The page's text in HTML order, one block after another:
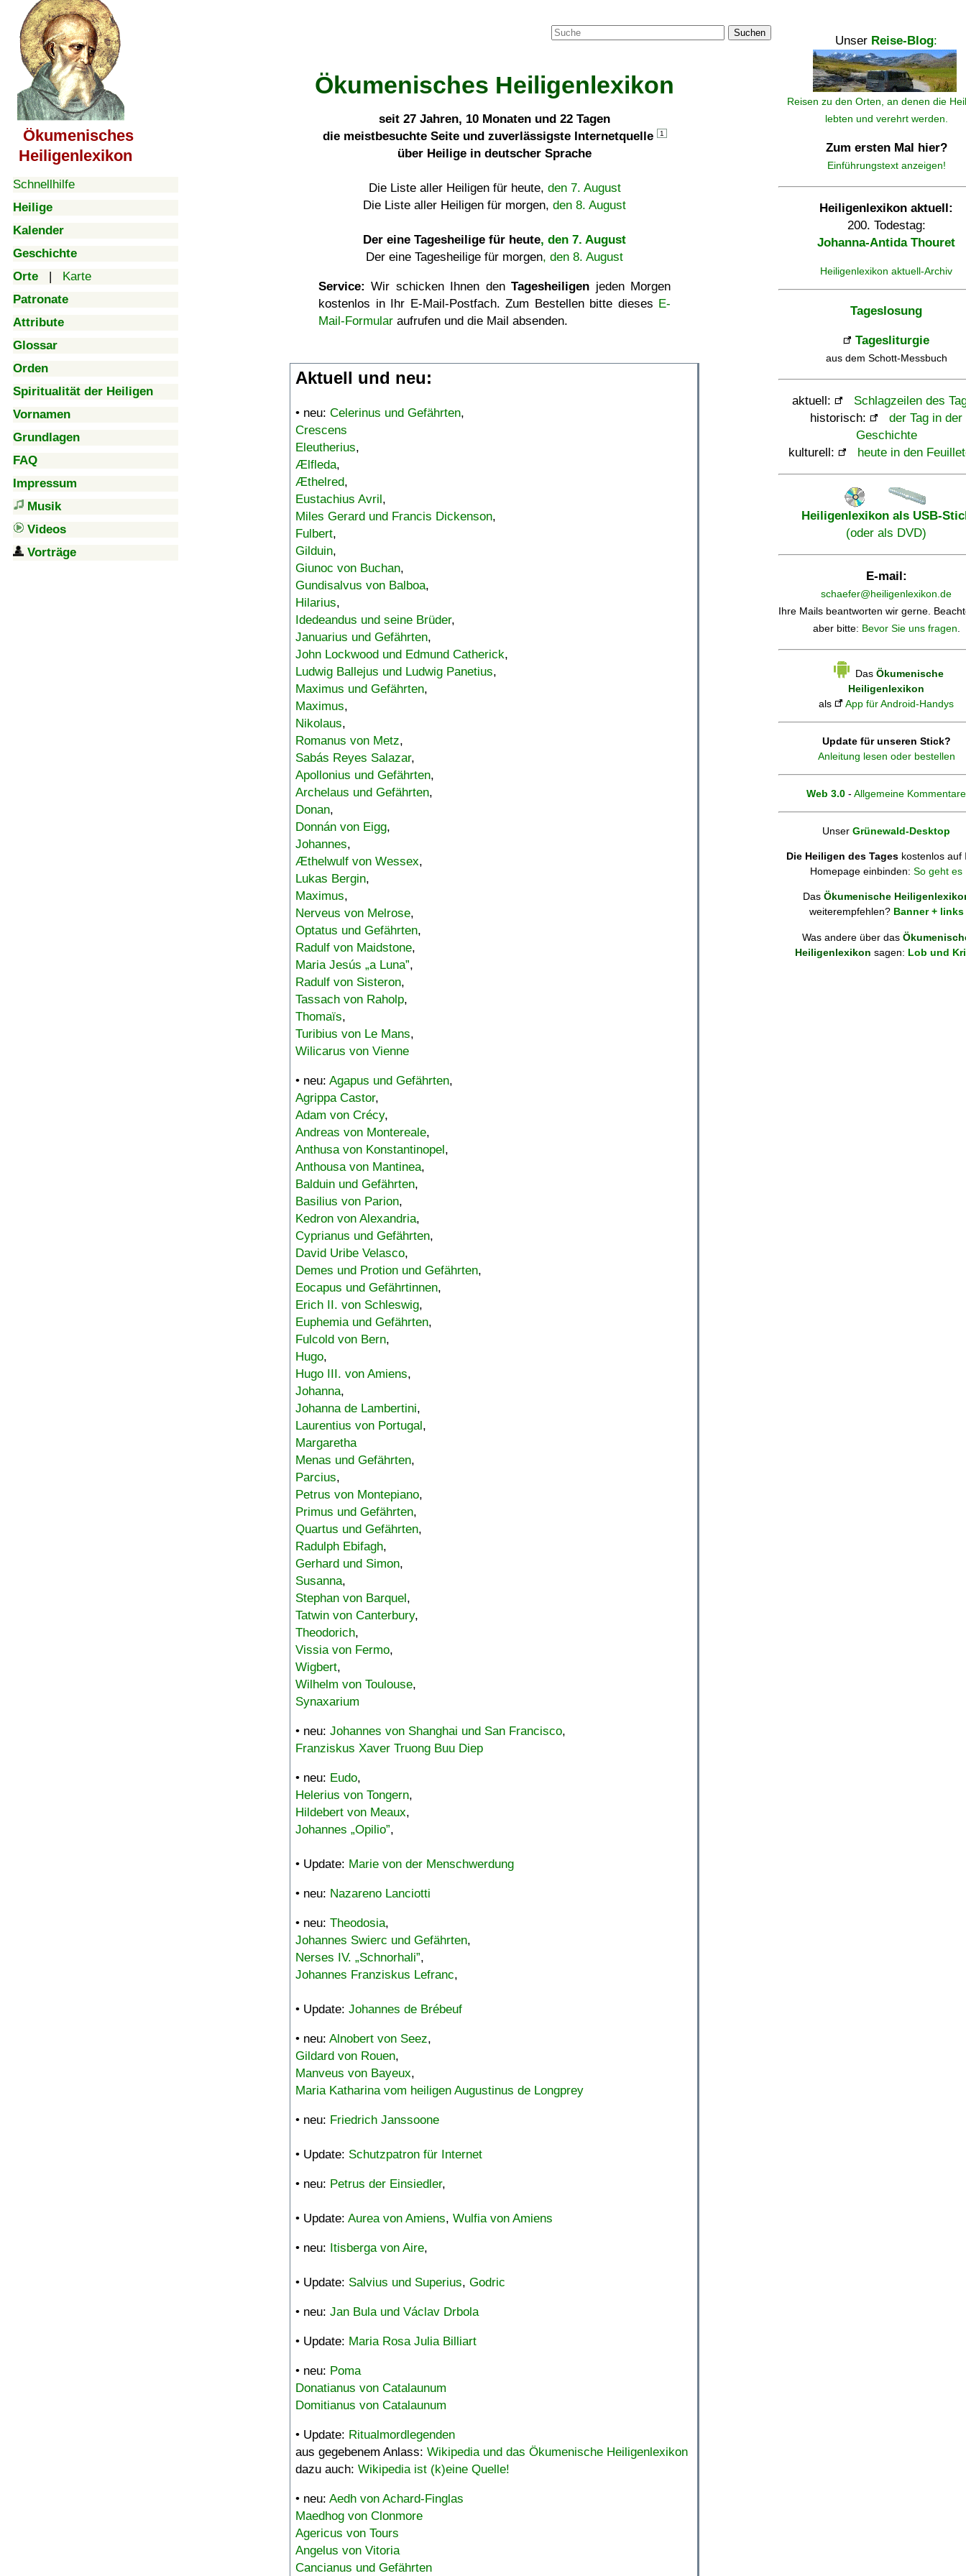
Ökumenisches
Heiligenlexikon
Schnellhilfe
Heilige
Kalender
Geschichte
Orte | Karte
Patronate
Attribute
Glossar
Orden
Spiritualität der Heiligen
Vornamen
Grundlagen
FAQ
Impressum
Musik
Videos
Vorträge
Suchen
Ökumenisches Heiligenlexikon
seit 27 Jahren, 10 Monaten und 22 Tagen
die meistbesuchte Seite und zuverlässigste Internetquelle
1
über Heilige in deutscher Sprache
Die Liste aller Heiligen für heute, den 7. August
Die Liste aller Heiligen für morgen, den 8. August
Der eine Tagesheilige für heute, den 7. August
Der eine Tagesheilige für morgen, den 8. August
Service: Wir schicken Ihnen denTagesheiligen jeden Morgen
kostenlos in Ihr E-Mail-Postfach. Zum Bestellen bitte dieses E-
Mail-Formular aufrufen und die Mail absenden.
Aktuell und neu:
• neu: Celerinus und Gefährten,
Crescens
Eleutherius,
Ælfleda,
Æthelred,
Eustachius Avril,
Miles Gerard und Francis Dickenson,
Fulbert,
Gilduin,
Giunoc von Buchan,
Gundisalvus von Balboa,
Hilarius,
Idedeandus und seine Brüder,
Januarius und Gefährten,
John Lockwood und Edmund Catherick,
Ludwig Ballejus und Ludwig Panetius,
Maximus und Gefährten,
Maximus,
Nikolaus,
Romanus von Metz,
Sabás Reyes Salazar,
Apollonius und Gefährten,
Archelaus und Gefährten,
Donan,
Donnán von Eigg,
Johannes,
Æthelwulf von Wessex,
Lukas Bergin,
Maximus,
Nerveus von Melrose,
Optatus und Gefährten,
Radulf von Maidstone,
Maria Jesús „a Luna”,
Radulf von Sisteron,
Tassach von Raholp,
Thomaïs,
Turibius von Le Mans,
Wilicarus von Vienne
• neu: Agapus und Gefährten,
Agrippa Castor,
Adam von Crécy,
Andreas von Montereale,
Anthusa von Konstantinopel,
Anthousa von Mantinea,
Balduin und Gefährten,
Basilius von Parion,
Kedron von Alexandria,
Cyprianus und Gefährten,
David Uribe Velasco,
Demes und Protion und Gefährten,
Eocapus und Gefährtinnen,
Erich II. von Schleswig,
Euphemia und Gefährten,
Fulcold von Bern,
Hugo,
Hugo III. von Amiens,
Johanna,
Johanna de Lambertini,
Laurentius von Portugal,
Margaretha
Menas und Gefährten,
Parcius,
Petrus von Montepiano,
Primus und Gefährten,
Quartus und Gefährten,
Radulph Ebifagh,
Gerhard und Simon,
Susanna,
Stephan von Barquel,
Tatwin von Canterbury,
Theodorich,
Vissia von Fermo,
Wigbert,
Wilhelm von Toulouse,
Synaxarium
• neu: Johannes von Shanghai und San Francisco,
Franziskus Xaver Truong Buu Diep
• neu: Eudo,
Helerius von Tongern,
Hildebert von Meaux,
Johannes „Opilio”,
• Update: Marie von der Menschwerdung
• neu: Nazareno Lanciotti
• neu: Theodosia,
Johannes Swierc und Gefährten,
Nerses IV. „Schnorhali”,
Johannes Franziskus Lefranc,
• Update: Johannes de Brébeuf
• neu: Alnobert von Seez,
Gildard von Rouen,
Manveus von Bayeux,
Maria Katharina vom heiligen Augustinus de Longprey
• neu: Friedrich Janssoone
• Update: Schutzpatron für Internet
• neu: Petrus der Einsiedler,
• Update: Aurea von Amiens, Wulfia von Amiens
• neu: Itisberga von Aire,
• Update: Salvius und Superius, Godric
• neu: Jan Bula und Václav Drbola
• Update: Maria Rosa Julia Billiart
• neu: Poma
Donatianus von Catalaunum
Domitianus von Catalaunum
• Update: Ritualmordlegenden
aus gegebenem Anlass: Wikipedia und das Ökumenische Heiligenlexikon
dazu auch: Wikipedia ist (k)eine Quelle!
• neu: Aedh von Achard-Finglas
Maedhog von Clonmore
Agericus von Tours
Angelus von Vitoria
Cancianus und Gefährten
Unser Reise-Blog:
Reisen zu den Orten, an denen die
lebten und verehrt werden.
Zum ersten Mal hier?
Einführungstext anzeigen!
Heiligenlexikon aktuell:
200. Todestag:
Johanna-Antida Thouret
Heiligenlexikon aktuell-Archiv
Tageslosung
Tagesliturgie
aus dem Schott-Messbuch
aktuell:
Schlagzeilen des
historisch:
der Tag in der
Geschichte
kulturell:
heute in den
Heiligenlexikon als USB-
(oder als DVD)
E-mail:
schaefer@heiligenlexikon.de
Ihre Mails beantworten wir gerne.
aber bitte: Bevor Sie uns fragen.
Das Ökumenische
Heiligenlexikon
als
App für Android-Handys
Update für unseren Stick?
Anleitung lesen oder bestellen
Web 3.0 - Allgemeine Kommentare
Unser Grünewald-Desktop
Die Heiligen des Tages kostenlos auf
Homepage einbinden: So geht es
Das Ökumenische
weiterempfehlen? Banner + links
Was andere über das
Heiligenlexikon sagen: Lob und